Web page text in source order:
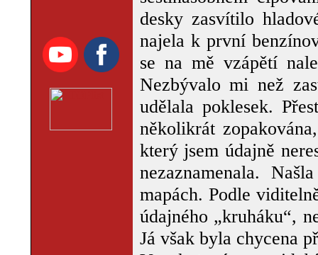
desky zasvítilo
najela k první
se na mě vzápětí
Nezbývalo mi než
udělala poklesek.
několikrát
který jsem údajně
nezaznamenala.
mapách. Podle
údajného „kruháku“,
Já však byla chycena